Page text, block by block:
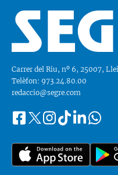
Carrer del Riu, nº 6, 25007,
Telèfon: 973.24.80.00
redaccio@segre.com
a::
FacebookInstagram
TiktokLinkedin